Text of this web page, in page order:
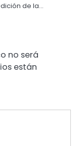
de la…
no será
están